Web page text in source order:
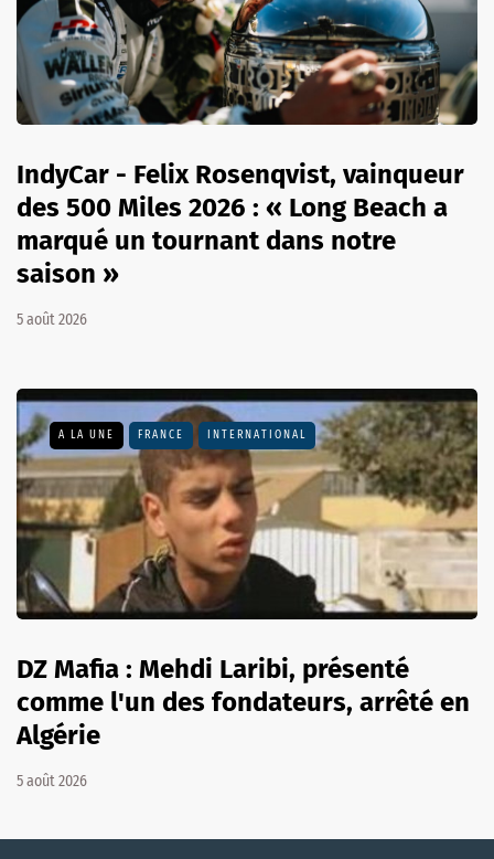
IndyCar - Felix Rosenqvist, vainqueur
des 500 Miles 2026 : « Long Beach a
marqué un tournant dans notre
saison »
5 août 2026
A LA UNE FRANCE INTERNATIONAL
DZ Mafia : Mehdi Laribi, présenté
comme l'un des fondateurs, arrêté en
Algérie
5 août 2026